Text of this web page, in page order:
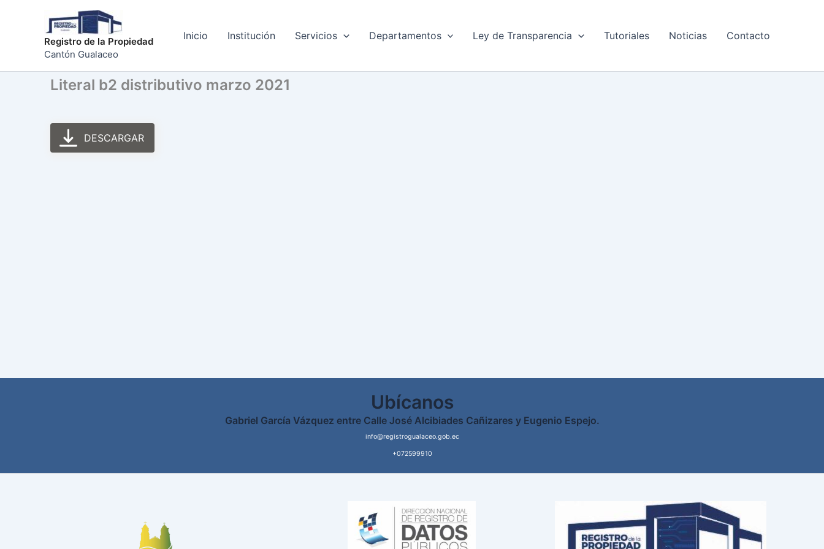
contenidoRegistro de la Propiedad
Cantón Gualaceo
Inicio Institución Servicios Departamentos Ley de Transparencia Tutoriales Noticias Contacto
Literal b2 distributivo marzo 2021
DESCARGAR
Ubícanos
Gabriel García Vázquez entre Calle José Alcibiades Cañizares y Eugenio Espejo.
info@registrogualaceo.gob.ec
+072599910